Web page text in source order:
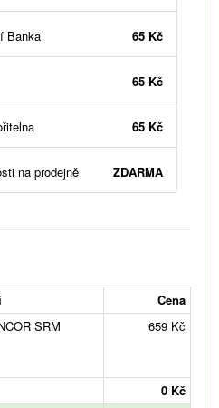
Banka 65 Kč
65 Kč
65 Kč
na prodejně ZDARMA
Cena
SRM
659 Kč
0 Kč